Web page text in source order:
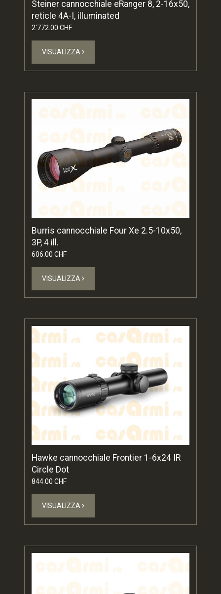
Steiner cannocchiale eRanger 8, 2-16x50,
reticle 4A-I, illuminated
2'772.00 CHF
VISUALIZZA
Burris cannocchiale Four Xe 2.5-10x50,
3P, 4 ill.
606.00 CHF
VISUALIZZA
Hawke cannocchiale Frontier 1-6x24 IR
Circle Dot
844.00 CHF
VISUALIZZA